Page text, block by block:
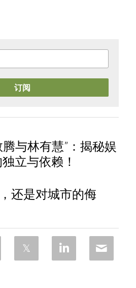
订阅
与林有慧”：揭秘娱
立与依赖！
还是对城市的侮